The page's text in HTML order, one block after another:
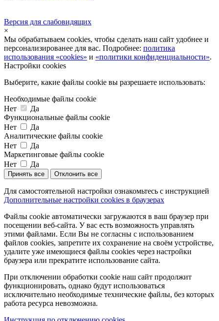
Версия для слабовидящих
×
Мы обрабатываем cookies, чтобы сделать наш сайт удобнее и
персонализированее для вас. Подробнее: политика
использования «cookies» и «политики конфиденциальности».
Настройки cookies
Выберите, какие файлы cookie вы разрешаете использовать:
Необходимые файлы cookie
Нет
Да
Функциональные файлы cookie
Нет
Да
Аналитические файлы cookie
Нет
Да
Маркетинговые файлы cookie
Нет
Да
Принять все Отклонить все
Для самостоятельной настройки ознакомьтесь с инструкцией
Дополнительные настройки cookies в браузерах
Файлы cookie автоматически загружаются в ваш браузер при
посещении веб-сайта. У вас есть возможность управлять
этими файлами. Если Вы не согласны с использованием
файлов cookies, запретите их сохранение на своём устройстве,
удалите уже имеющиеся файлы cookies через настройки
браузера или прекратите использование сайта.
При отключении обработки cookie наш сайт продолжит
функционировать, однако будут использоваться
исключительно необходимые технические файлы, без которых
работа ресурса невозможна.